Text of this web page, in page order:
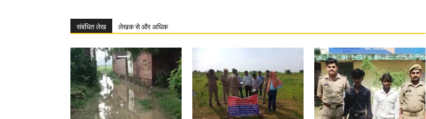
in
संबंधित लेख लेखक से और अधिक